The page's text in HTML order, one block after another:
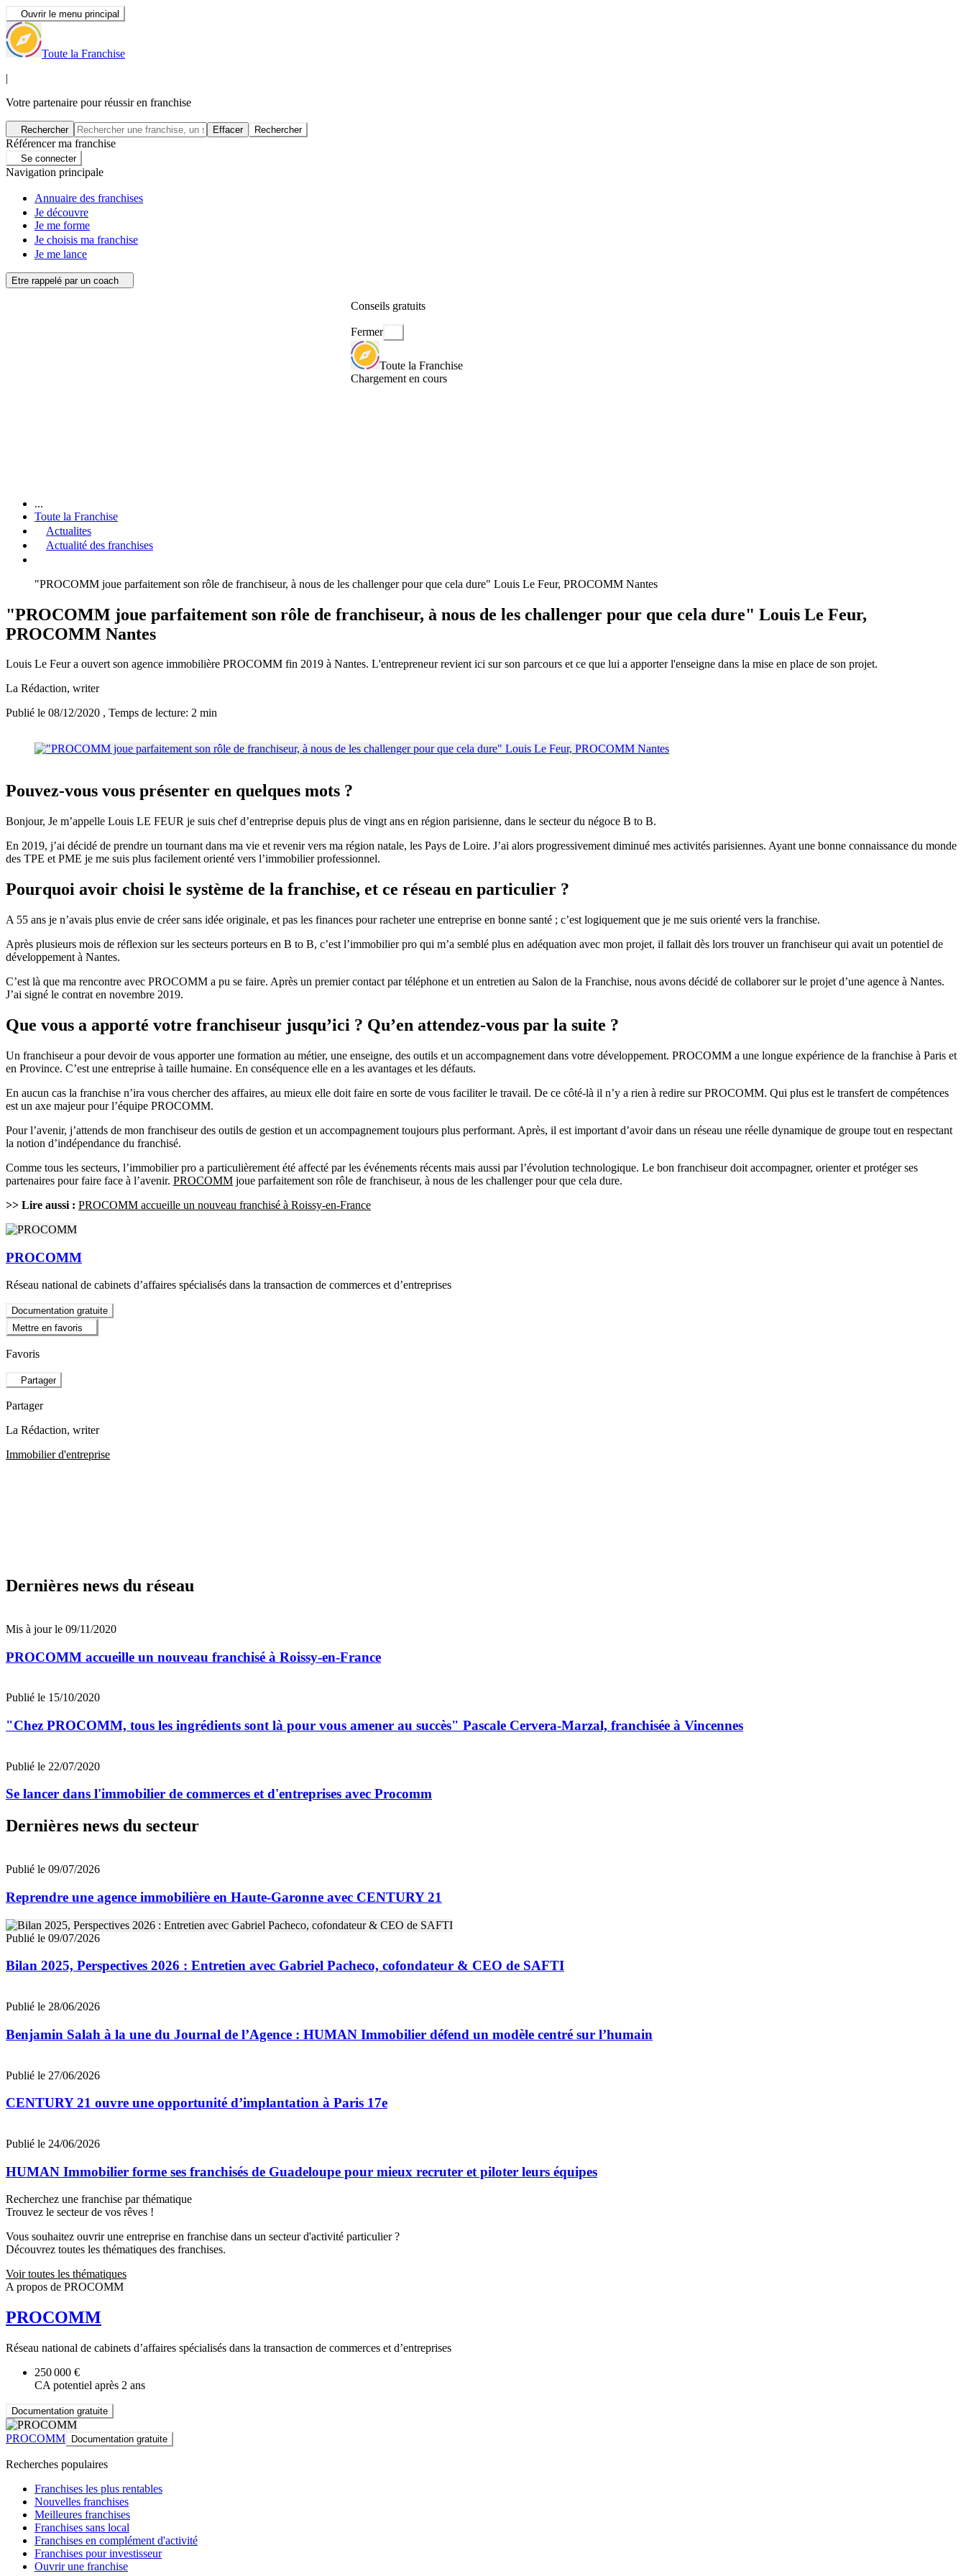
Ouvrir le menu principal
Toute la Franchise
|
Votre partenaire pour réussir en franchise
Rechercher Effacer Rechercher
Référencer ma franchise
Se connecter
Navigation principale
Annuaire des franchises
Je découvre
Je me forme
Je choisis ma franchise
Je me lance
Etre rappelé par un coach
Conseils gratuits
Fermer
Toute la Franchise
Chargement en cours
...
Toute la Franchise
Actualites
Actualité des franchises
"PROCOMM joue parfaitement son rôle de franchiseur, à nous de les challenger pour que cela dure" Louis Le Feur, PROCOMM Nantes
"PROCOMM joue parfaitement son rôle de franchiseur, à nous de les challenger pour que cela dure" Louis Le Feur,
PROCOMM Nantes
Louis Le Feur a ouvert son agence immobilière PROCOMM fin 2019 à Nantes. L'entrepreneur revient ici sur son parcours et ce que lui a apporter l'enseigne dans la mise en place de son projet.
La Rédaction, writer
Publié le 08/12/2020 , Temps de lecture: 2 min
Pouvez-vous vous présenter en quelques mots ?
Bonjour, Je m’appelle Louis LE FEUR je suis chef d’entreprise depuis plus de vingt ans en région parisienne, dans le secteur du négoce B to B.
En 2019, j’ai décidé de prendre un tournant dans ma vie et revenir vers ma région natale, les Pays de Loire. J’ai alors progressivement diminué mes activités parisiennes. Ayant une bonne connaissance du monde
des TPE et PME je me suis plus facilement orienté vers l’immobilier professionnel.
Pourquoi avoir choisi le système de la franchise, et ce réseau en particulier ?
A 55 ans je n’avais plus envie de créer sans idée originale, et pas les finances pour racheter une entreprise en bonne santé ; c’est logiquement que je me suis orienté vers la franchise.
Après plusieurs mois de réflexion sur les secteurs porteurs en B to B, c’est l’immobilier pro qui m’a semblé plus en adéquation avec mon projet, il fallait dès lors trouver un franchiseur qui avait un potentiel de
développement à Nantes.
C’est là que ma rencontre avec PROCOMM a pu se faire. Après un premier contact par téléphone et un entretien au Salon de la Franchise, nous avons décidé de collaborer sur le projet d’une agence à Nantes.
J’ai signé le contrat en novembre 2019.
Que vous a apporté votre franchiseur jusqu’ici ? Qu’en attendez-vous par la suite ?
Un franchiseur a pour devoir de vous apporter une formation au métier, une enseigne, des outils et un accompagnement dans votre développement. PROCOMM a une longue expérience de la franchise à Paris et
en Province. C’est une entreprise à taille humaine. En conséquence elle en a les avantages et les défauts.
En aucun cas la franchise n’ira vous chercher des affaires, au mieux elle doit faire en sorte de vous faciliter le travail. De ce côté-là il n’y a rien à redire sur PROCOMM. Qui plus est le transfert de compétences
est un axe majeur pour l’équipe PROCOMM.
Pour l’avenir, j’attends de mon franchiseur des outils de gestion et un accompagnement toujours plus performant. Après, il est important d’avoir dans un réseau une réelle dynamique de groupe tout en respectant
la notion d’indépendance du franchisé.
Comme tous les secteurs, l’immobilier pro a particulièrement été affecté par les événements récents mais aussi par l’évolution technologique. Le bon franchiseur doit accompagner, orienter et protéger ses
partenaires pour faire face à l’avenir. PROCOMM joue parfaitement son rôle de franchiseur, à nous de les challenger pour que cela dure.
>> Lire aussi : PROCOMM accueille un nouveau franchisé à Roissy-en-France
PROCOMM
Réseau national de cabinets d’affaires spécialisés dans la transaction de commerces et d’entreprises
Documentation gratuite
Mettre en favoris
Favoris
Partager
Partager
La Rédaction, writer
Immobilier d'entreprise
Dernières news du réseau
Mis à jour le 09/11/2020
PROCOMM accueille un nouveau franchisé à Roissy-en-France
Publié le 15/10/2020
"Chez PROCOMM, tous les ingrédients sont là pour vous amener au succès" Pascale Cervera-Marzal, franchisée à Vincennes
Publié le 22/07/2020
Se lancer dans l'immobilier de commerces et d'entreprises avec Procomm
Dernières news du secteur
Publié le 09/07/2026
Reprendre une agence immobilière en Haute-Garonne avec CENTURY 21
Publié le 09/07/2026
Bilan 2025, Perspectives 2026 : Entretien avec Gabriel Pacheco, cofondateur & CEO de SAFTI
Publié le 28/06/2026
Benjamin Salah à la une du Journal de l’Agence : HUMAN Immobilier défend un modèle centré sur l’humain
Publié le 27/06/2026
CENTURY 21 ouvre une opportunité d’implantation à Paris 17e
Publié le 24/06/2026
HUMAN Immobilier forme ses franchisés de Guadeloupe pour mieux recruter et piloter leurs équipes
Recherchez une franchise par thématique
Trouvez le secteur de vos rêves !
Vous souhaitez ouvrir une entreprise en franchise dans un secteur d'activité particulier ?
Découvrez toutes les thématiques des franchises.
Voir toutes les thématiques
A propos de PROCOMM
PROCOMM
Réseau national de cabinets d’affaires spécialisés dans la transaction de commerces et d’entreprises
250 000 €
CA potentiel après 2 ans
Documentation gratuite
PROCOMM Documentation gratuite
Recherches populaires
Franchises les plus rentables
Nouvelles franchises
Meilleures franchises
Franchises sans local
Franchises en complément d'activité
Franchises pour investisseur
Ouvrir une franchise